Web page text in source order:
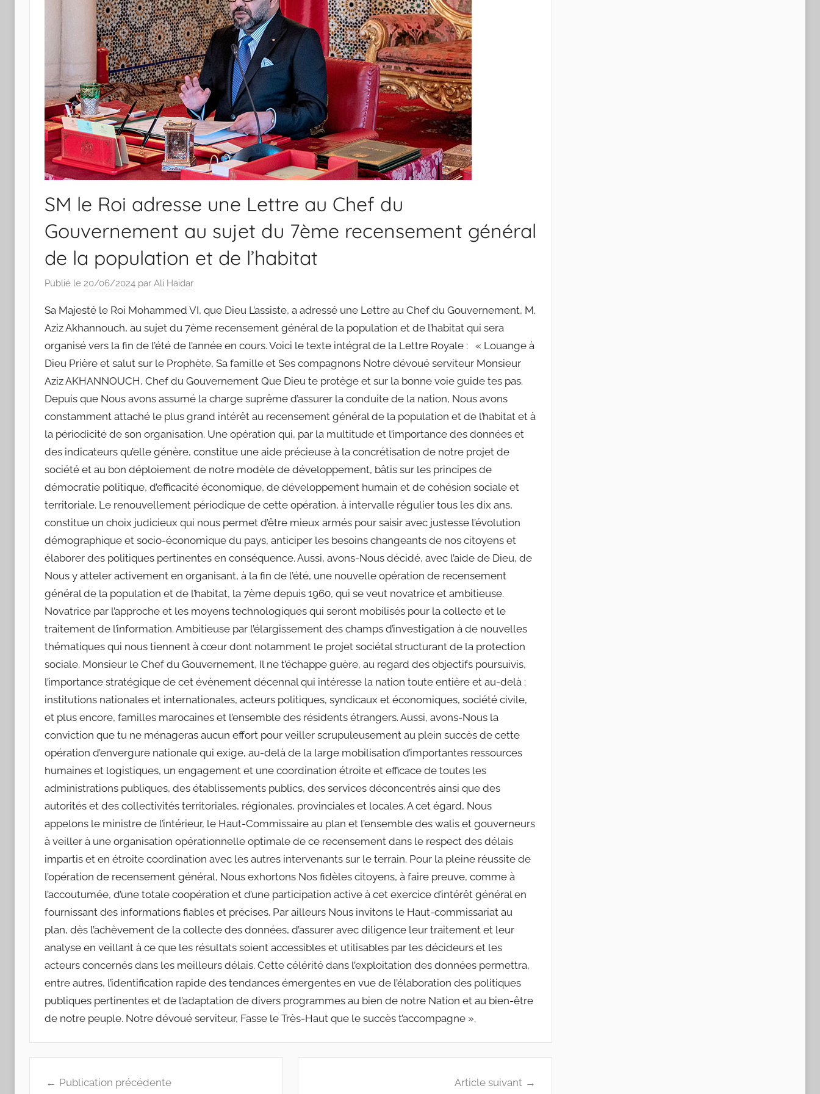
SM le Roi adresse une Lettre au Chef du
Gouvernement au sujet du 7ème recensement général
de la population et de l’habitat
Publié le 20/06/2024 par Ali Haidar
Sa Majesté le Roi Mohammed VI, que Dieu L’assiste, a adressé une Lettre au Chef du Gouvernement, M.
Aziz Akhannouch, au sujet du 7ème recensement général de la population et de l’habitat qui sera
organisé vers la fin de l’été de l’année en cours. Voici le texte intégral de la Lettre Royale : « Louange à
Dieu Prière et salut sur le Prophète, Sa famille et Ses compagnons Notre dévoué serviteur Monsieur
Aziz AKHANNOUCH, Chef du Gouvernement Que Dieu te protège et sur la bonne voie guide tes pas.
Depuis que Nous avons assumé la charge suprême d’assurer la conduite de la nation, Nous avons
constamment attaché le plus grand intérêt au recensement général de la population et de l’habitat et à
la périodicité de son organisation. Une opération qui, par la multitude et l’importance des données et
des indicateurs qu’elle génère, constitue une aide précieuse à la concrétisation de notre projet de
société et au bon déploiement de notre modèle de développement, bâtis sur les principes de
démocratie politique, d’efficacité économique, de développement humain et de cohésion sociale et
territoriale. Le renouvellement périodique de cette opération, à intervalle régulier tous les dix ans,
constitue un choix judicieux qui nous permet d’être mieux armés pour saisir avec justesse l’évolution
démographique et socio-économique du pays, anticiper les besoins changeants de nos citoyens et
élaborer des politiques pertinentes en conséquence. Aussi, avons-Nous décidé, avec l’aide de Dieu, de
Nous y atteler activement en organisant, à la fin de l’été, une nouvelle opération de recensement
général de la population et de l’habitat, la 7ème depuis 1960, qui se veut novatrice et ambitieuse.
Novatrice par l’approche et les moyens technologiques qui seront mobilisés pour la collecte et le
traitement de l’information. Ambitieuse par l’élargissement des champs d’investigation à de nouvelles
thématiques qui nous tiennent à cœur dont notamment le projet sociétal structurant de la protection
sociale. Monsieur le Chef du Gouvernement, Il ne t’échappe guère, au regard des objectifs poursuivis,
l’importance stratégique de cet évènement décennal qui intéresse la nation toute entière et au-delà :
institutions nationales et internationales, acteurs politiques, syndicaux et économiques, société civile,
et plus encore, familles marocaines et l’ensemble des résidents étrangers. Aussi, avons-Nous la
conviction que tu ne ménageras aucun effort pour veiller scrupuleusement au plein succès de cette
opération d’envergure nationale qui exige, au-delà de la large mobilisation d’importantes ressources
humaines et logistiques, un engagement et une coordination étroite et efficace de toutes les
administrations publiques, des établissements publics, des services déconcentrés ainsi que des
autorités et des collectivités territoriales, régionales, provinciales et locales. A cet égard, Nous
appelons le ministre de l’intérieur, le Haut-Commissaire au plan et l’ensemble des walis et gouverneurs
à veiller à une organisation opérationnelle optimale de ce recensement dans le respect des délais
impartis et en étroite coordination avec les autres intervenants sur le terrain. Pour la pleine réussite de
l’opération de recensement général, Nous exhortons Nos fidèles citoyens, à faire preuve, comme à
l’accoutumée, d’une totale coopération et d’une participation active à cet exercice d’intérêt général en
fournissant des informations fiables et précises. Par ailleurs Nous invitons le Haut-commissariat au
plan, dès l’achèvement de la collecte des données, d’assurer avec diligence leur traitement et leur
analyse en veillant à ce que les résultats soient accessibles et utilisables par les décideurs et les
acteurs concernés dans les meilleurs délais. Cette célérité dans l’exploitation des données permettra,
entre autres, l’identification rapide des tendances émergentes en vue de l’élaboration des politiques
publiques pertinentes et de l’adaptation de divers programmes au bien de notre Nation et au bien-être
de notre peuple. Notre dévoué serviteur, Fasse le Très-Haut que le succès t’accompagne ».
de
Publication précédente Article suivant